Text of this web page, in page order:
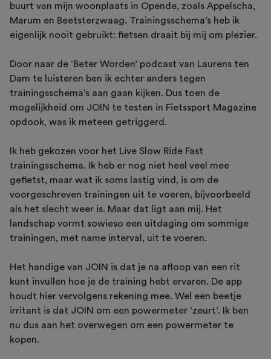
buurt van mijn woonplaats in Opende, zoals Appelscha,
Marum en Beetsterzwaag. Trainingsschema’s heb ik
eigenlijk nooit gebruikt: fietsen draait bij mij om plezier.
Door naar de ‘Beter Worden’ podcast van Laurens ten
Dam te luisteren ben ik echter anders tegen
trainingsschema’s aan gaan kijken. Dus toen de
mogelijkheid om JOIN te testen in Fietssport Magazine
opdook, was ik meteen getriggerd.
Ik heb gekozen voor het Live Slow Ride Fast
trainingsschema. Ik heb er nog niet heel veel mee
gefietst, maar wat ik soms lastig vind, is om de
voorgeschreven trainingen uit te voeren, bijvoorbeeld
als het slecht weer is. Maar dat ligt aan mij. Het
landschap vormt sowieso een uitdaging om sommige
trainingen, met name interval, uit te voeren.
Het handige van JOIN is dat je na afloop van een rit
kunt invullen hoe je de training hebt ervaren. De app
houdt hier vervolgens rekening mee. Wel een beetje
irritant is dat JOIN om een powermeter ‘zeurt’. Ik ben
nu dus aan het overwegen om een powermeter te
kopen.